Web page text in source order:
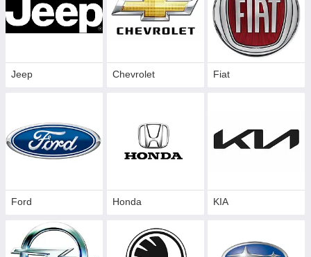
Jeep Chevrolet Fiat
Ford Honda KIA